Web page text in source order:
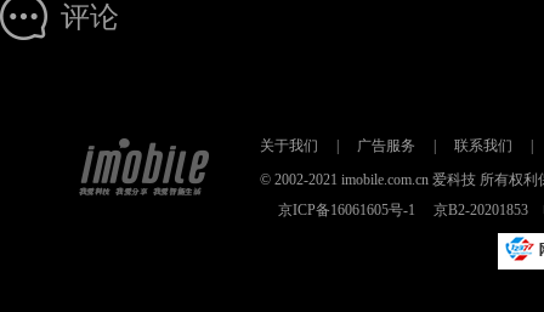
评论
关于我们 广告服务 联系我们
© 2002-2021 imobile.com.cn 爱科技 所有权
京ICP备16061605号-1
京B2-20201853